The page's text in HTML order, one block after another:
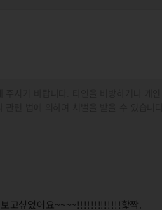
보고싶었어요~~~~!!!!!!!!!!!!!핥짝.